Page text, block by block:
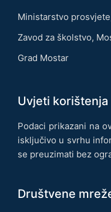
Ministarstvo
Zavod za školstvo,
Grad Mostar
Uvjeti korištenja
Podaci prikazani na
isključivo u svrhu
se preuzimati bez
Društvene